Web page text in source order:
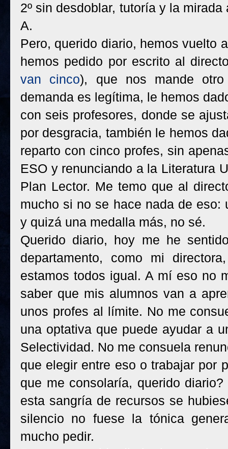
2º sin desdoblar, tutoría y la
A.
Pero, querido diario, hemos vuelto
hemos pedido por escrito al
van cinco), que nos mande
demanda es legítima, le hemos
con seis profesores, donde se
por desgracia, también le hemos
reparto con cinco profes, sin
ESO y renunciando a la Literatura
Plan Lector. Me temo que al
mucho si no se hace nada de eso:
y quizá una medalla más, no sé.
Querido diario, hoy me he
departamento, como mi
estamos todos igual. A mí eso no
saber que mis alumnos van a
unos profes al límite. No me
una optativa que puede ayudar a
Selectividad. No me consuela
que elegir entre eso o trabajar por
que me consolaría, querido
esta sangría de recursos se
silencio no fuese la tónica
mucho pedir.